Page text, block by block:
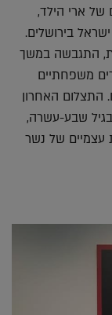
של ארי הילד,
בירושלים.
התגבשה במשך
משפחתיים
התצלום האחרון
שבע-עשרה,
עצמיים של נשר